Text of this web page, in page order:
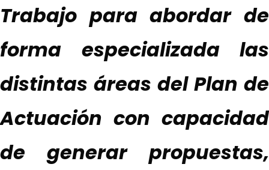
Trabajo para abordar de
forma especializada las
distintas áreas del Plan de
Actuación con capacidad
de generar propuestas,